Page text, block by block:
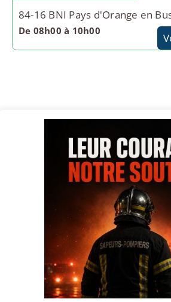
84-16 BNI Pays d'Orange en
De 08h00 à 10h00